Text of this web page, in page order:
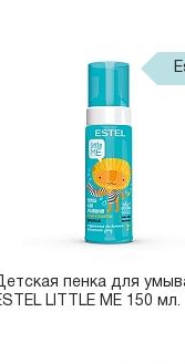
пенка для
LITTLE ME 150 мл.